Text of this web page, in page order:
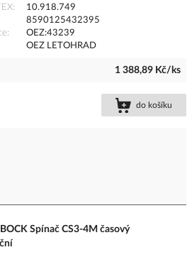
10.918.749
8590125432395
OEZ:43239
OEZ LETOHRAD
1 388,89 Kč/ks
do košíku
Spínač CS3-4M časový